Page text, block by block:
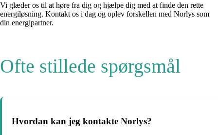
Vi glæder os til at høre fra dig og hjælpe dig med at finde den rette
energiløsning. Kontakt os i dag og oplev forskellen med Norlys som
din energipartner.
Ofte stillede spørgsmål
Hvordan kan jeg kontakte Norlys?